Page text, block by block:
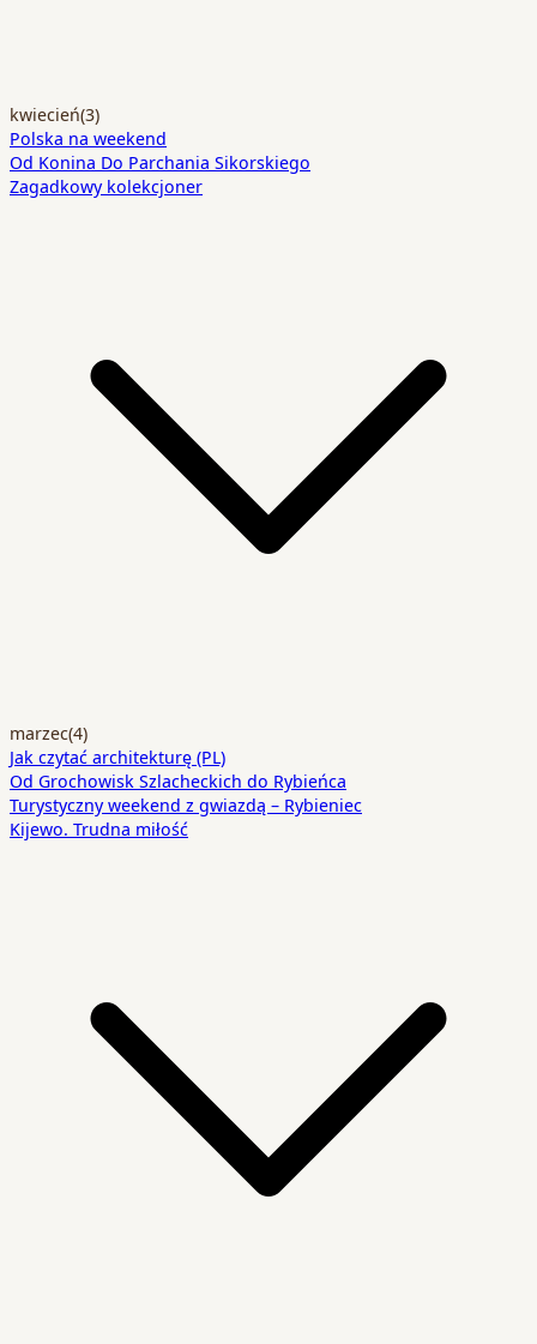
kwiecień(3)
Polska na weekend
Od Konina Do Parchania Sikorskiego
Zagadkowy kolekcjoner
marzec(4)
Jak czytać architekturę (PL)
Od Grochowisk Szlacheckich do Rybieńca
Turystyczny weekend z gwiazdą – Rybieniec
Kijewo. Trudna miłość